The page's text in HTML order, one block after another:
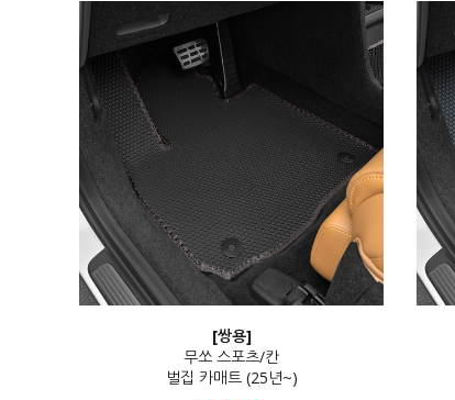
[쌍용]
무쏘 스포츠/칸
벌집 카매트 (25년~)